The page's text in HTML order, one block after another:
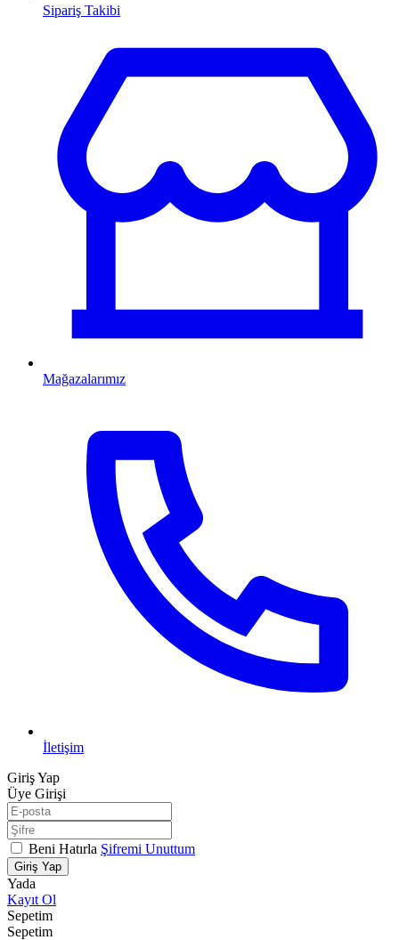
Sipariş Takibi
Mağazalarımız
İletişim
Giriş Yap
Üye Girişi
Beni Hatırla Şifremi Unuttum
Giriş Yap
Yada
Kayıt Ol
Sepetim
Sepetim